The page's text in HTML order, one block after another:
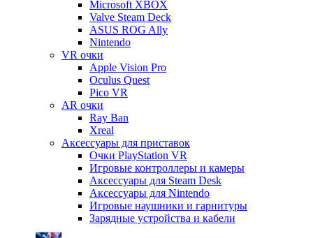
Microsoft XBOX
Valve Steam Deck
ASUS ROG Ally
Nintendo
VR очки
Apple Vision Pro
Oculus Quest
Pico VR
AR очки
Ray Ban
Xreal
Аксессуары для приставок
Очки PlayStation VR
Игровые контроллеры и камеры
Аксессуары для Steam Desk
Аксессуары для Nintendo
Игровые наушники и гарнитуры
Зарядные устройства и кабели